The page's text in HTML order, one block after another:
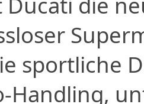
sportliche
Handling,